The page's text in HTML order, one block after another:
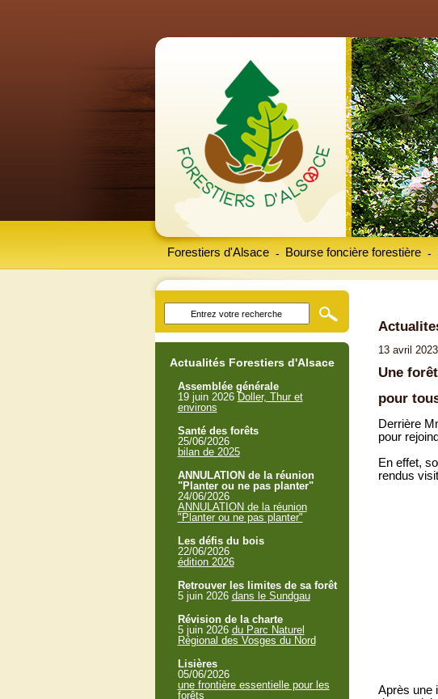
Forestiers d'Alsace Bourse foncière forestière
- -
13 avril 2023
Une
pour
Derrière
pour
En effet,
rendus
Après une
Actualités Forestiers d'Alsace
Assemblée générale
19 juin 2026 Doller, Thur et
environs
Santé des forêts
25/06/2026
bilan de 2025
ANNULATION de la réunion
"Planter ou ne pas planter"
24/06/2026
ANNULATION de la réunion
"Planter ou ne pas planter"
Les défis du bois
22/06/2026
édition 2026
Retrouver les limites de sa forêt
5 juin 2026 dans le Sundgau
Révision de la charte
5 juin 2026 du Parc Naturel
Régional des Vosges du Nord
Lisières
05/06/2026
une frontière essentielle pour les
forêts